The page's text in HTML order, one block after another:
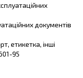
документів
етикетка, інші
95